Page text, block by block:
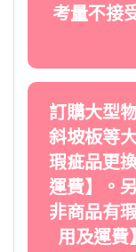
考量不接
訂購大型
斜坡板等
瑕疵品更
運費】。
非商品有
用及運費